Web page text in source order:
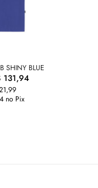
SHINY BLUE
131,94
no Pix